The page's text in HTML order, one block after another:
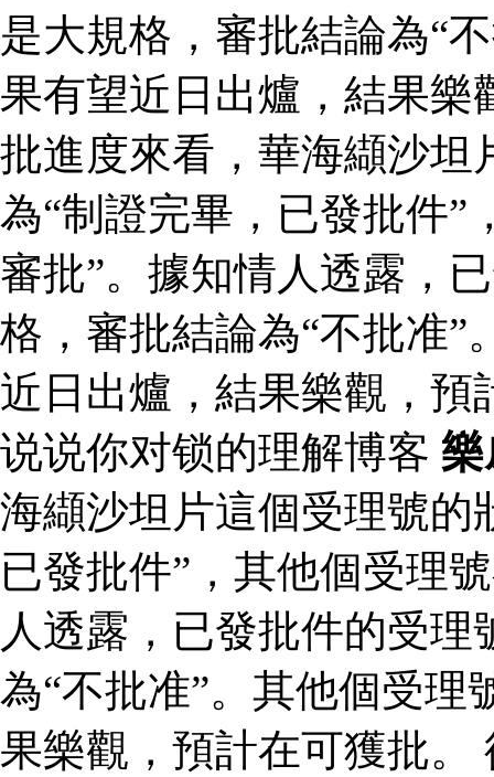
是大規格，審批結論為“
果有望近日出爐，結果樂
批進度來看，華海纈沙坦
為“制證完畢，已發批件”
審批”。據知情人透露，
格，審批結論為“不批准”
近日出爐，結果樂觀，預
说说你对锁的理解博客
海纈沙坦片這個受理號的
已發批件”，其他個受理
人透露，已發批件的受
為“不批准”。其他個受理
果樂觀，預計在可獲批。